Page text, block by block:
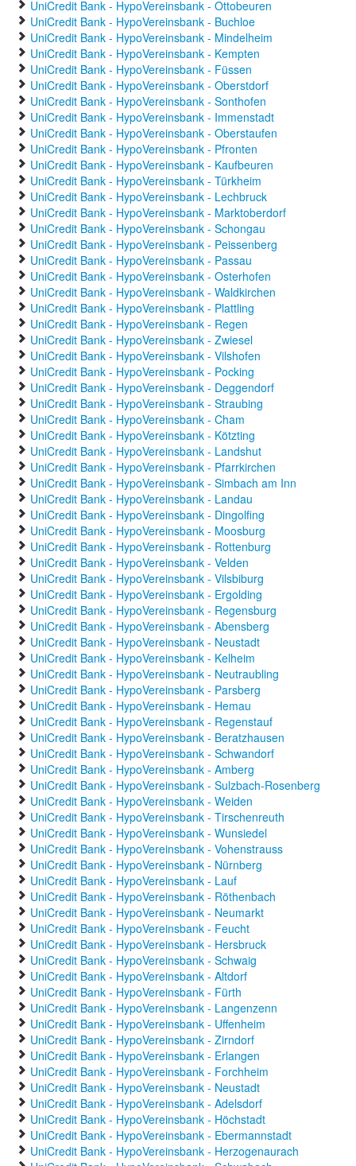
UniCredit Bank - HypoVereinsbank - Ottobeuren
UniCredit Bank - HypoVereinsbank - Buchloe
UniCredit Bank - HypoVereinsbank - Mindelheim
UniCredit Bank - HypoVereinsbank - Kempten
UniCredit Bank - HypoVereinsbank - Füssen
UniCredit Bank - HypoVereinsbank - Oberstdorf
UniCredit Bank - HypoVereinsbank - Sonthofen
UniCredit Bank - HypoVereinsbank - Immenstadt
UniCredit Bank - HypoVereinsbank - Oberstaufen
UniCredit Bank - HypoVereinsbank - Pfronten
UniCredit Bank - HypoVereinsbank - Kaufbeuren
UniCredit Bank - HypoVereinsbank - Türkheim
UniCredit Bank - HypoVereinsbank - Lechbruck
UniCredit Bank - HypoVereinsbank - Marktoberdorf
UniCredit Bank - HypoVereinsbank - Schongau
UniCredit Bank - HypoVereinsbank - Peissenberg
UniCredit Bank - HypoVereinsbank - Passau
UniCredit Bank - HypoVereinsbank - Osterhofen
UniCredit Bank - HypoVereinsbank - Waldkirchen
UniCredit Bank - HypoVereinsbank - Plattling
UniCredit Bank - HypoVereinsbank - Regen
UniCredit Bank - HypoVereinsbank - Zwiesel
UniCredit Bank - HypoVereinsbank - Vilshofen
UniCredit Bank - HypoVereinsbank - Pocking
UniCredit Bank - HypoVereinsbank - Deggendorf
UniCredit Bank - HypoVereinsbank - Straubing
UniCredit Bank - HypoVereinsbank - Cham
UniCredit Bank - HypoVereinsbank - Kötzting
UniCredit Bank - HypoVereinsbank - Landshut
UniCredit Bank - HypoVereinsbank - Pfarrkirchen
UniCredit Bank - HypoVereinsbank - Simbach am Inn
UniCredit Bank - HypoVereinsbank - Landau
UniCredit Bank - HypoVereinsbank - Dingolfing
UniCredit Bank - HypoVereinsbank - Moosburg
UniCredit Bank - HypoVereinsbank - Rottenburg
UniCredit Bank - HypoVereinsbank - Velden
UniCredit Bank - HypoVereinsbank - Vilsbiburg
UniCredit Bank - HypoVereinsbank - Ergolding
UniCredit Bank - HypoVereinsbank - Regensburg
UniCredit Bank - HypoVereinsbank - Abensberg
UniCredit Bank - HypoVereinsbank - Neustadt
UniCredit Bank - HypoVereinsbank - Kelheim
UniCredit Bank - HypoVereinsbank - Neutraubling
UniCredit Bank - HypoVereinsbank - Parsberg
UniCredit Bank - HypoVereinsbank - Hemau
UniCredit Bank - HypoVereinsbank - Regenstauf
UniCredit Bank - HypoVereinsbank - Beratzhausen
UniCredit Bank - HypoVereinsbank - Schwandorf
UniCredit Bank - HypoVereinsbank - Amberg
UniCredit Bank - HypoVereinsbank - Sulzbach-Rosenberg
UniCredit Bank - HypoVereinsbank - Weiden
UniCredit Bank - HypoVereinsbank - Tirschenreuth
UniCredit Bank - HypoVereinsbank - Wunsiedel
UniCredit Bank - HypoVereinsbank - Vohenstrauss
UniCredit Bank - HypoVereinsbank - Nürnberg
UniCredit Bank - HypoVereinsbank - Lauf
UniCredit Bank - HypoVereinsbank - Röthenbach
UniCredit Bank - HypoVereinsbank - Neumarkt
UniCredit Bank - HypoVereinsbank - Feucht
UniCredit Bank - HypoVereinsbank - Hersbruck
UniCredit Bank - HypoVereinsbank - Schwaig
UniCredit Bank - HypoVereinsbank - Altdorf
UniCredit Bank - HypoVereinsbank - Fürth
UniCredit Bank - HypoVereinsbank - Langenzenn
UniCredit Bank - HypoVereinsbank - Uffenheim
UniCredit Bank - HypoVereinsbank - Zirndorf
UniCredit Bank - HypoVereinsbank - Erlangen
UniCredit Bank - HypoVereinsbank - Forchheim
UniCredit Bank - HypoVereinsbank - Neustadt
UniCredit Bank - HypoVereinsbank - Adelsdorf
UniCredit Bank - HypoVereinsbank - Höchstadt
UniCredit Bank - HypoVereinsbank - Ebermannstadt
UniCredit Bank - HypoVereinsbank - Herzogenaurach